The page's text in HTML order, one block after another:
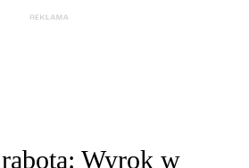
Wyrok w